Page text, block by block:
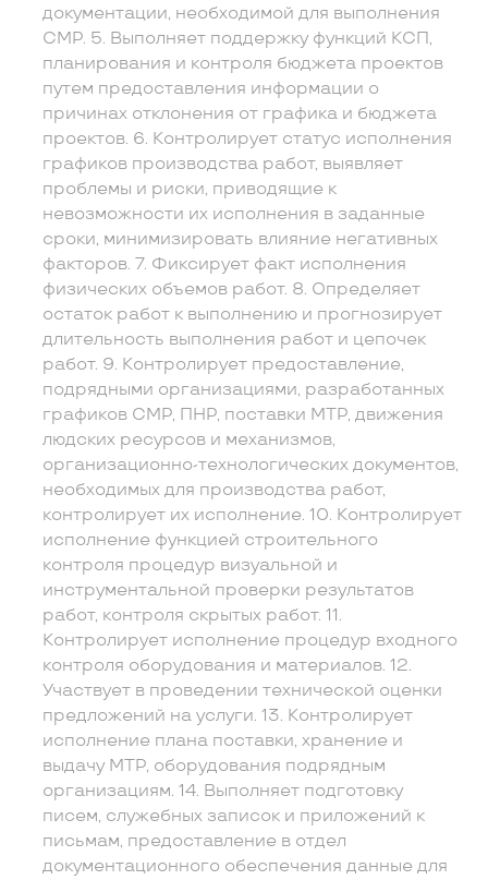
документации, необходимой для выполнения
СМР. 5. Выполняет поддержку функций КСП,
планирования и контроля бюджета проектов
путем предоставления информации о
причинах отклонения от графика и бюджета
проектов. 6. Контролирует статус исполнения
графиков производства работ, выявляет
проблемы и риски, приводящие к
невозможности их исполнения в заданные
сроки, минимизировать влияние негативных
факторов. 7. Фиксирует факт исполнения
физических объемов работ. 8. Определяет
остаток работ к выполнению и прогнозирует
длительность выполнения работ и цепочек
работ. 9. Контролирует предоставление,
подрядными организациями, разработанных
графиков СМР, ПНР, поставки МТР, движения
людских ресурсов и механизмов,
организационно-технологических документов,
необходимых для производства работ,
контролирует их исполнение. 10. Контролирует
исполнение функцией строительного
контроля процедур визуальной и
инструментальной проверки результатов
работ, контроля скрытых работ. 11.
Контролирует исполнение процедур входного
контроля оборудования и материалов. 12.
Участвует в проведении технической оценки
предложений на услуги. 13. Контролирует
исполнение плана поставки, хранение и
выдачу МТР, оборудования подрядным
организациям. 14. Выполняет подготовку
писем, служебных записок и приложений к
письмам, предоставление в отдел
документационного обеспечения данные для